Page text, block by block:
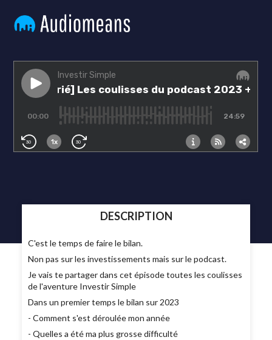
DESCRIPTION
C'est le temps de faire le bilan.
Non pas sur les investissements mais sur le podcast.
Je vais te partager dans cet épisode toutes les coulisses
de l'aventure Investir Simple
Dans un premier temps le bilan sur 2023
- Comment s'est déroulée mon année
- Quelles a été ma plus grosse difficulté